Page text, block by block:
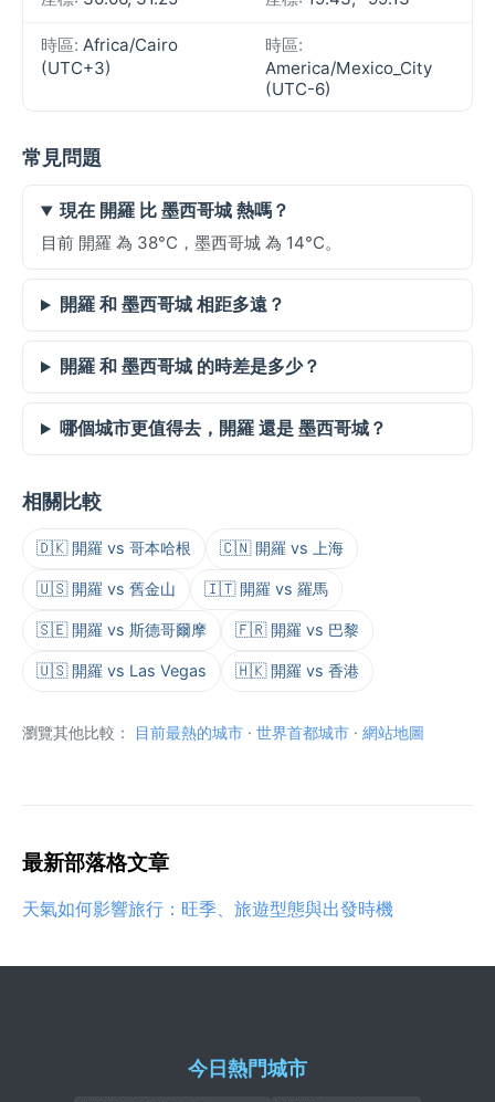
時區: Africa/Cairo
(UTC+3)
時區:
America/Mexico_City
(UTC-6)
常見問題
現在 開羅 比 墨西哥城 熱嗎？
目前 開羅 為 38°C，墨西哥城 為 14°C。
開羅 和 墨西哥城 相距多遠？
開羅 和 墨西哥城 的時差是多少？
哪個城市更值得去，開羅 還是 墨西哥城？
相關比較
🇩🇰 開羅 vs 哥本哈根 🇨🇳 開羅 vs 上海
🇺🇸 開羅 vs 舊金山 🇮🇹 開羅 vs 羅馬
🇸🇪 開羅 vs 斯德哥爾摩 🇫🇷 開羅 vs 巴黎
🇺🇸 開羅 vs Las Vegas 🇭🇰 開羅 vs 香港
瀏覽其他比較： 目前最熱的城市 · 世界首都城市 · 網站地圖
最新部落格文章
天氣如何影響旅行：旺季、旅遊型態與出發時機
今日熱門城市